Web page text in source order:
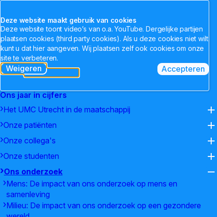
Deze website maakt gebruik van cookies
Deze website toont video’s van o.a. YouTube. Dergelijke partijen
plaatsen cookies (third party cookies). Als u deze cookies niet wilt
kunt u dat hier aangeven. Wij plaatsen zelf ook cookies om onze
site te verbeteren.
Weigerentracking scripts Accepteren
tracking
Naar homepage
Voorwoord Raad van Bestuur
Verslag Raad van Toezicht
Ons jaar in cijfers
Het UMC Utrecht in de maatschappij
Onze patiënten
Onze collega's
Onze studenten
Ons onderzoek
Mens: De impact van ons onderzoek op mens en
samenleving
Milieu: De impact van ons onderzoek op een gezondere
Ons onderzoek
Ons onderzoek is geconcentreerd inzes multidisciplinaire
programma’s(new window)
:Circulatory Health
Cancer(new window)
,Child Health(new window)
enRegenerative Medicine (new window)
speerpunten brengen we zorg en onderzoek samen en vertalen
in de praktijk. In 2025
SEP dat ons onderzoek van zeer hoog niveau is
(new window)
innovatiekracht en grote maatschappelijke impact.
Naast onderzoek binnen onze speerpunten, vinden we het
belangrijk om te onderzoeken hoe klinische studies sneller en
slimmer worden georganiseerd, bijvoorbeeld met onsREMAP-